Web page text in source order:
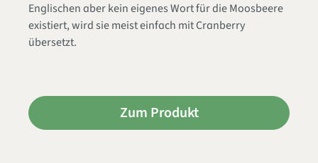
Englischen aber kein eigenes Wort für die Moosbeere
existiert, wird sie meist einfach mit Cranberry
übersetzt.
Zum Produkt